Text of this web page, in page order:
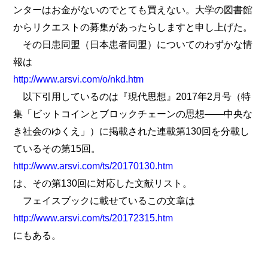
ンターはお金がないのでとても買えない。大学の図書館
からリクエストの募集があったらしますと申し上げた。
その日患同盟（日本患者同盟）についてのわずかな情
報は
http://www.arsvi.com/o/nkd.htm
以下引用しているのは『現代思想』2017年2月号（特
集「ビットコインとブロックチェーンの思想――中央な
き社会のゆくえ」）に掲載された連載第130回を分載し
ているその第15回。
http://www.arsvi.com/ts/20170130.htm
は、その第130回に対応した文献リスト。
フェイスブックに載せているこの文章は
http://www.arsvi.com/ts/20172315.htm
にもある。